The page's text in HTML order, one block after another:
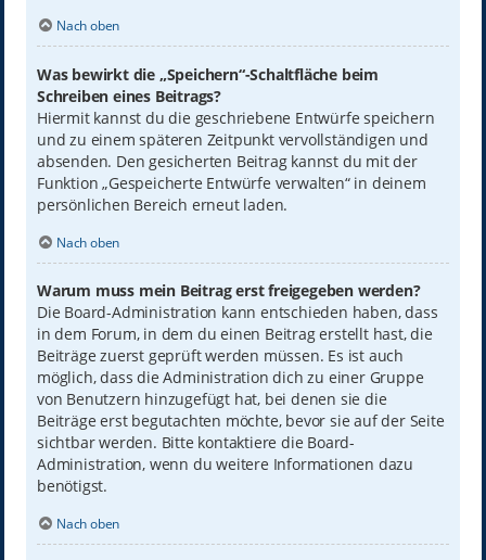
Nach oben
Was bewirkt die „Speichern“-Schaltfläche beim
Schreiben eines Beitrags?
Hiermit kannst du die geschriebene Entwürfe speichern
und zu einem späteren Zeitpunkt vervollständigen und
absenden. Den gesicherten Beitrag kannst du mit der
Funktion „Gespeicherte Entwürfe verwalten“ in deinem
persönlichen Bereich erneut laden.
Nach oben
Warum muss mein Beitrag erst freigegeben werden?
Die Board-Administration kann entschieden haben, dass
in dem Forum, in dem du einen Beitrag erstellt hast, die
Beiträge zuerst geprüft werden müssen. Es ist auch
möglich, dass die Administration dich zu einer Gruppe
von Benutzern hinzugefügt hat, bei denen sie die
Beiträge erst begutachten möchte, bevor sie auf der Seite
sichtbar werden. Bitte kontaktiere die Board-
Administration, wenn du weitere Informationen dazu
benötigst.
Nach oben